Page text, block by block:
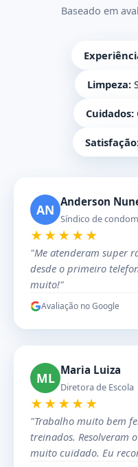
Baseado em
Limpeza:
Cuidados:
AN Anderson
Síndico de
★★★★★
"Me atenderam super
desde o primeiro
muito!"
Avaliação no Google
ML Maria Luiza
Diretora de Escola
★★★★★
"Trabalho muito bem
treinados. Resolveram
muito cuidado. Eu